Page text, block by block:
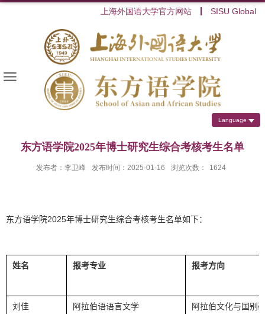
上海外国语大学官方网站 SISU Global
Language
东方语学院2025年博士研究生综合考核考生名单
发布者：李卫峰 发布时间：2025-01-16 浏览次数： 1624
东方语学院2025年博士研究生综合考核考生名单如下：
姓名 报考专业 报考方向
刘佳 阿拉伯语语言文学 阿拉伯文化与国别